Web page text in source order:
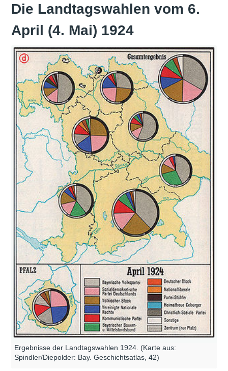
Die Landtagswahlen vom 6.
April (4. Mai) 1924
Ergebnisse der Landtagswahlen 1924. (Karte aus:
Spindler/Diepolder: Bay. Geschichtsatlas, 42)